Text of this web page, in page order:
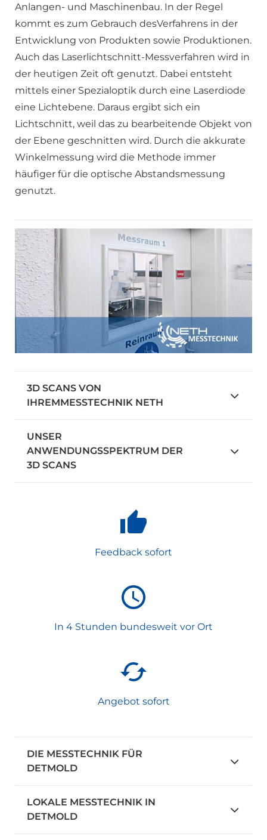
Anlangen- und Maschinenbau. In der Regel
kommt es zum Gebrauch desVerfahrens in der
Entwicklung von Produkten sowie Produktionen.
Auch das Laserlichtschnitt-Messverfahren wird in
der heutigen Zeit oft genutzt. Dabei entsteht
mittels einer Spezialoptik durch eine Laserdiode
eine Lichtebene. Daraus ergibt sich ein
Lichtschnitt, weil das zu bearbeitende Objekt von
der Ebene geschnitten wird. Durch die akkurate
Winkelmessung wird die Methode immer
häufiger für die optische Abstandsmessung
genutzt.
3D SCANS VON
IHREMMESSTECHNIK NETH
UNSER
ANWENDUNGSSPEKTRUM DER
3D SCANS
Feedback sofort
In 4 Stunden bundesweit vor Ort
Angebot sofort
DIE MESSTECHNIK FÜR
DETMOLD
LOKALE MESSTECHNIK IN
DETMOLD